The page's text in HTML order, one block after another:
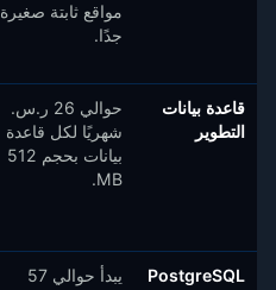
مواقع ثابتة صغيرة
جدًا.
قاعدة بيانات
التطوير
حوالي 26 ر.س.‏
شهريًا لكل قاعدة
بيانات بحجم 512
MB.
PostgreSQL
يبدأ حوالي 57